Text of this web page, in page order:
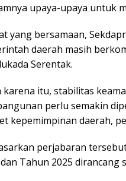
upaya-upaya untuk
yang bersamaan,
daerah masih
Serentak.
karena itu, stabilitas
perlu semakin
kepemimpinan daerah,
perjabaran
Tahun 2025 dirancang